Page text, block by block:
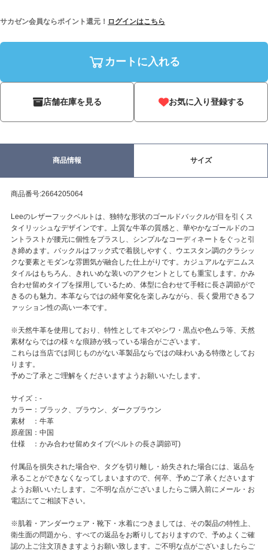
サカゼン会員ならポイント還元！ ログインはこちら
カートに入れる
店舗在庫を見る お気に入り登録する
商品情報 サイズ
商品番号:2664205064
Leeのレザーフックベルトは、独特な形状のゴールドバックルが目を引くス
タイリッシュなデザインです。上質な牛革の質感と、華やかなゴールドのコ
ントラストが腰元に個性をプラスし、シンプルなコーディネートをぐっと引
き締めます。バックルはフック式で着脱しやすく、ウエスタン調のクラシッ
クな要素とモダンな雰囲気が融合した仕上がりです。カジュアルなデニムス
タイルはもちろん、きれいめな装いのアクセントとしても重宝します。かみ
合わせ留めタイプを採用しているため、体型に合わせて手軽に長さ調節がで
きるのも魅力。本革ならではの経年変化を楽しみながら、長く愛用できるフ
ァッション性の高い一本です。
※天然牛革を使用しており、特性としてキズやシワ・黒点や色ムラ等、天然
素材ならではの様々な痕跡が残っている場合がございます。
これらは当店では同じものがない革製品ならではの味わいある特徴としてお
ります。
予めご了承とご理解をくださいますようお願いいたします。
サイズ：-
カラー：ブラック、ブラウン、ダークブラウン
素材 ：牛革
原産国：中国
仕様 ：かみ合わせ留めタイプ(ベルトの長さ調節可)
付属品を損失された場合や、タグを切り離し・紛失された場合には、返品を
承ることができなくなってしまいますので、何卒、予めご了承くださいます
ようお願いいたします。ご不明な点がございましたらご購入前にメール・お
電話にてご相談下さい。
※肌着・アンダーウェア・靴下・水着につきましては、その製品の特性上、
衛生面の問題から、すべての返品をお断りしておりますので、予めよくご確
認の上ご注文頂きますようお願い致します。ご不明な点がございましたらご